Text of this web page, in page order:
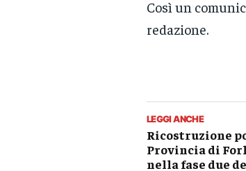
Così un
redazione.
LEGGI ANCHE
Ricostruzione
Provincia di
nella fase due